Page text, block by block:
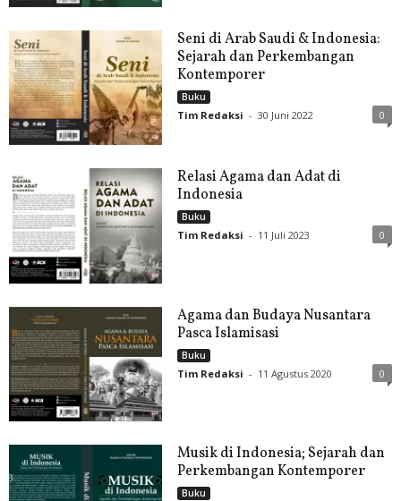
Seni di Arab Saudi & Indonesia:
Sejarah dan Perkembangan
Kontemporer
Buku
Tim Redaksi - 30 Juni 2022 0
Relasi Agama dan Adat di
Indonesia
Buku
Tim Redaksi - 11 Juli 2023 0
Agama dan Budaya Nusantara
Pasca Islamisasi
Buku
Tim Redaksi - 11 Agustus 2020 0
Musik di Indonesia; Sejarah dan
Perkembangan Kontemporer
Buku